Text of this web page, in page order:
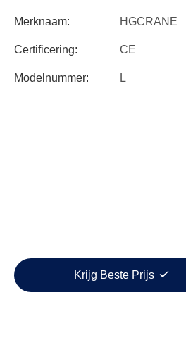
Merknaam: HGCRANE
Certificering: CE
Modelnummer: L
Krijg Beste Prijs